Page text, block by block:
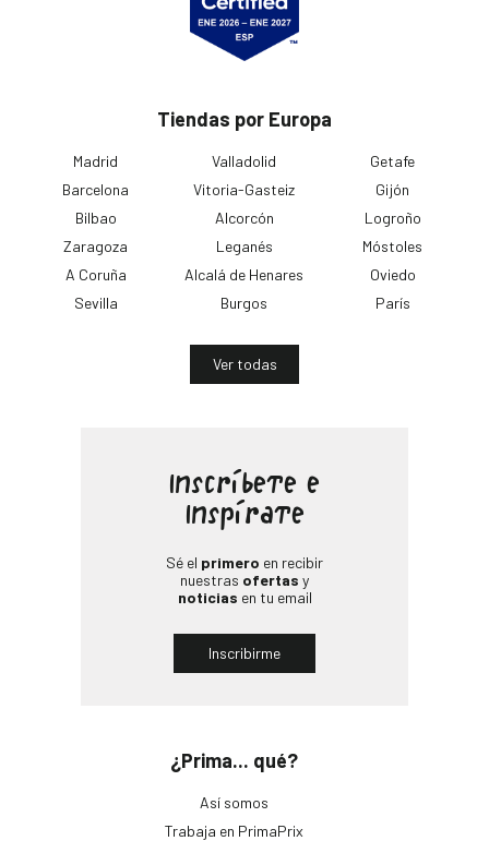
Tiendas por Europa
Madrid
Barcelona
Bilbao
Zaragoza
A Coruña
Sevilla
Valladolid
Vitoria-Gasteiz
Alcorcón
Leganés
Alcalá de Henares
Burgos
Getafe
Gijón
Logroño
Móstoles
Oviedo
París
Ver todas
¿Prima... qué?
Así somos
Trabaja en PrimaPrix
Inscríbete e
Inspírate
Sé el primero en recibir
nuestras ofertas y
noticias en tu email
Inscribirme